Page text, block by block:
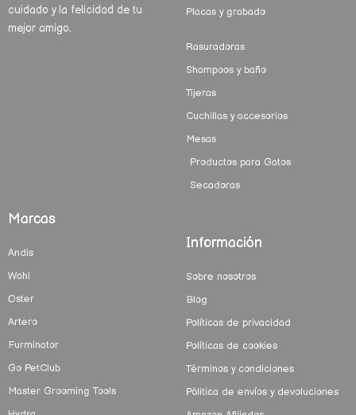
cuidado y la felicidad de tu
mejor amigo.
Placas y grabado
Rasuradoras
Shampoos y baño
Tijeras
Cuchillas y accesorios
Mesas
Productos para Gatos
Secadoras
Marcas
Andis
Wahl
Oster
Artero
Furminator
Go PetClub
Master Grooming Tools
Información
Sobre nosotros
Blog
Políticas de privacidad
Políticas de cookies
Términos y condiciones
Pólitica de envíos y devoluciones